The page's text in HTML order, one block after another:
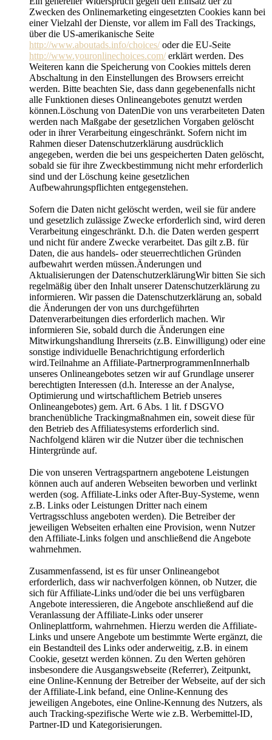
Zwecken des Onlinemarketing eingesetzten Cookies kann bei
einer Vielzahl der Dienste, vor allem im Fall des Trackings,
über die US-amerikanische Seite
http://www.aboutads.info/choices/oder die EU-Seite
http://www.youronlinechoices.com/erklärt werden. Des
Weiteren kann die Speicherung von Cookies mittels deren
Abschaltung in den Einstellungen des Browsers erreicht
werden. Bitte beachten Sie, dass dann gegebenenfalls nicht
alle Funktionen dieses Onlineangebotes genutzt werden
können.Löschung von DatenDie von uns verarbeiteten Daten
werden nach Maßgabe der gesetzlichen Vorgaben gelöscht
oder in ihrer Verarbeitung eingeschränkt. Sofern nicht im
Rahmen dieser Datenschutzerklärung ausdrücklich
angegeben, werden die bei uns gespeicherten Daten gelöscht,
sobald sie für ihre Zweckbestimmung nicht mehr erforderlich
sind und der Löschung keine gesetzlichen
Aufbewahrungspflichten entgegenstehen.
Sofern die Daten nicht gelöscht werden, weil sie für andere
und gesetzlich zulässige Zwecke erforderlich sind, wird deren
Verarbeitung eingeschränkt. D.h. die Daten werden gesperrt
und nicht für andere Zwecke verarbeitet. Das gilt z.B. für
Daten, die aus handels- oder steuerrechtlichen Gründen
aufbewahrt werden müssen.Änderungen und
Aktualisierungen der DatenschutzerklärungWir bitten Sie sich
regelmäßig über den Inhalt unserer Datenschutzerklärung zu
informieren. Wir passen die Datenschutzerklärung an, sobald
die Änderungen der von uns durchgeführten
Datenverarbeitungen dies erforderlich machen. Wir
informieren Sie, sobald durch die Änderungen eine
Mitwirkungshandlung Ihrerseits (z.B. Einwilligung) oder eine
sonstige individuelle Benachrichtigung erforderlich
wird.Teilnahme an Affiliate-PartnerprogrammenInnerhalb
unseres Onlineangebotes setzen wir auf Grundlage unserer
berechtigten Interessen (d.h. Interesse an der Analyse,
Optimierung und wirtschaftlichem Betrieb unseres
Onlineangebotes) gem. Art. 6 Abs. 1 lit. f DSGVO
branchenübliche Trackingmaßnahmen ein, soweit diese für
den Betrieb des Affiliatesystems erforderlich sind.
Nachfolgend klären wir die Nutzer über die technischen
Hintergründe auf.
Die von unseren Vertragspartnern angebotene Leistungen
können auch auf anderen Webseiten beworben und verlinkt
werden (sog. Affiliate-Links oder After-Buy-Systeme, wenn
z.B. Links oder Leistungen Dritter nach einem
Vertragsschluss angeboten werden). Die Betreiber der
jeweiligen Webseiten erhalten eine Provision, wenn Nutzer
den Affiliate-Links folgen und anschließend die Angebote
wahrnehmen.
Zusammenfassend, ist es für unser Onlineangebot
erforderlich, dass wir nachverfolgen können, ob Nutzer, die
sich für Affiliate-Links und/oder die bei uns verfügbaren
Angebote interessieren, die Angebote anschließend auf die
Veranlassung der Affiliate-Links oder unserer
Onlineplattform, wahrnehmen. Hierzu werden die Affiliate-
Links und unsere Angebote um bestimmte Werte ergänzt, die
ein Bestandteil des Links oder anderweitig, z.B. in einem
Cookie, gesetzt werden können. Zu den Werten gehören
insbesondere die Ausgangswebseite (Referrer), Zeitpunkt,
eine Online-Kennung der Betreiber der Webseite, auf der sich
der Affiliate-Link befand, eine Online-Kennung des
jeweiligen Angebotes, eine Online-Kennung des Nutzers, als
auch Tracking-spezifische Werte wie z.B. Werbemittel-ID,
Partner-ID und Kategorisierungen.